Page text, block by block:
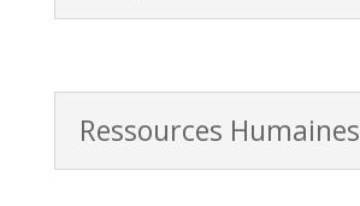
Ressources Humaines